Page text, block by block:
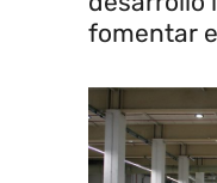
fomentar